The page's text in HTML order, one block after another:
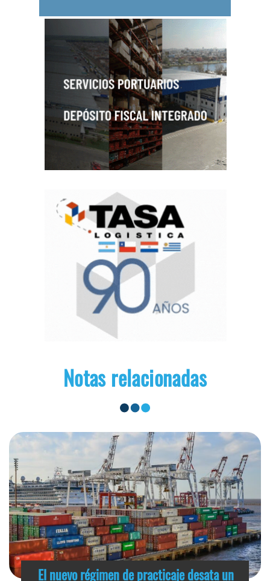
Notas relacionadas
El nuevo régimen de practicaje desata un